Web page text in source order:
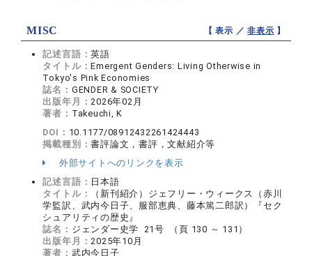
MISC 【 表示 ／非表示 】
記述言語：英語
タイトル：Emergent Genders: Living Otherwise in
Tokyo's Pink Economies
誌名： GENDER & SOCIETY
出版年月：2026年02月
著者： Takeuchi, K
DOI： 10.1177/08912432261424443
掲載種別：書評論文，書評，文献紹介等
外部サイトへのリンクを表示
記述言語： 日本語
タイトル：
（新刊紹介）ジェフリー・ウィークス（赤川
学監訳、武内今日子、服部恵典、藤本篤二郎訳）『セク
シュアリティの歴史』
誌名： ジェンダー史学 21号 （頁 130 ～ 131）
出版年月：2025年10月
著者： 武内今日子